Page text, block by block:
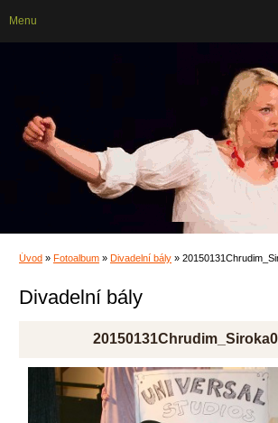
Úvod » Fotoalbum » Divadelní bály »
Divadelní bály
Menu